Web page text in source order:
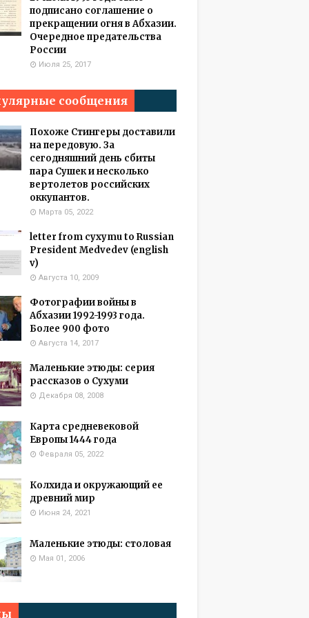
подписано соглашение о
прекращении огня в Абхазии.
Очередное предательства
России
Июля 25, 2017
сообщения
Похоже Стингеры доставили
на передовую. За
сегодняшний день сбиты
пара Сушек и несколько
вертолетов российских
оккупантов.
Марта 05, 2022
letter from cyxymu to Russian
President Medvedev (english
v)
Августа 10, 2009
Фотографии войны в
Абхазии 1992-1993 года.
Более 900 фото
Августа 14, 2017
Маленькие этюды: серия
рассказов о Сухуми
Декабря 08, 2008
Карта средневековой
Европы 1444 года
Февраля 05, 2022
Колхида и окружающий ее
древний мир
Июня 24, 2021
Маленькие этюды: столовая
Мая 01, 2006